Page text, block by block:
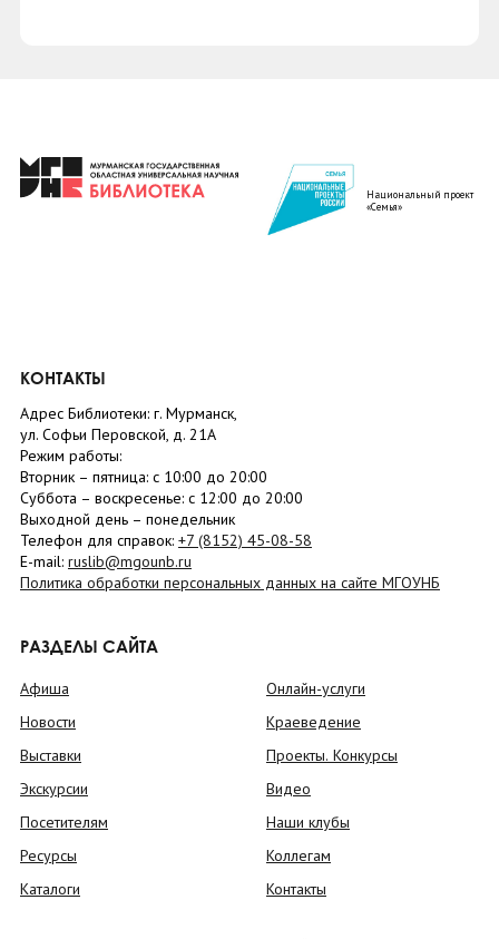
Национальный проект
«Семья»
КОНТАКТЫ
Адрес Библиотеки: г. Мурманск,
ул. Софьи Перовской, д. 21А
Режим работы:
Вторник – пятница: с 10:00 до 20:00
Суббота – воскресенье: c 12:00 до 20:00
Выходной день – понедельник
Телефон для справок: +7 (8152) 45-08-58
E-mail: ruslib@mgounb.ru
Политика обработки персональных данных на сайте МГОУНБ
РАЗДЕЛЫ САЙТА
Афиша
Новости
Выставки
Экскурсии
Посетителям
Ресурсы
Каталоги
Онлайн-услуги
Краеведение
Проекты. Конкурсы
Видео
Наши клубы
Коллегам
Контакты